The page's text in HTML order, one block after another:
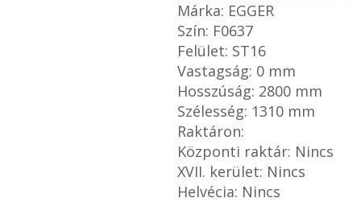
Márka: EGGER
Szín: F0637
Felület: ST16
Vastagság: 0 mm
Hosszúság: 2800 mm
Szélesség: 1310 mm
Raktáron:
Központi raktár: Nincs
XVII. kerület: Nincs
Helvécia: Nincs